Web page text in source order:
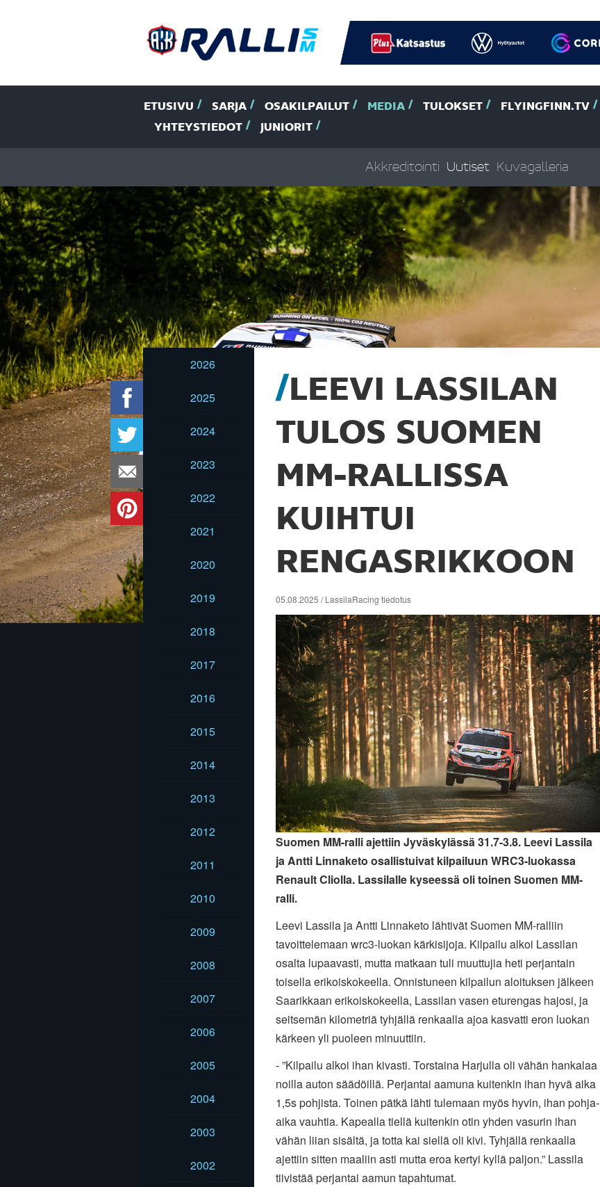
ETUSIVU SARJA OSAKILPAILUT MEDIA TULOKSET FLYINGFINN.TV
YHTEYSTIEDOT
JUNIORIT
Akkreditointi Uutiset Kuvagalleria
2026
2025
2024
2023
2022
2021
2020
2019
2018
2017
2016
2015
2014
2013
2012
2011
2010
2009
2008
2007
2006
2005
2004
2003
2002
LEEVI LASSILAN
TULOS SUOMEN
MM-RALLISSA
KUIHTUI
RENGASRIKKOON
05.08.2025 / LassilaRacing tiedotus
Suomen MM-ralli ajettiin Jyväskylässä 31.7-3.8. Leevi Lassila
ja Antti Linnaketo osallistuivat kilpailuun WRC3-luokassa
Renault Cliolla. Lassilalle kyseessä oli toinen Suomen MM-
ralli.
Leevi Lassila ja Antti Linnaketo lähtivät Suomen MM-ralliin
tavoittelemaan wrc3-luokan kärkisijoja. Kilpailu alkoi Lassilan
osalta lupaavasti, mutta matkaan tuli muuttujia heti perjantain
toisella erikoiskokeella. Onnistuneen kilpailun aloituksen jälkeen
Saarikkaan erikoiskokeella, Lassilan vasen eturengas hajosi, ja
seitsemän kilometriä tyhjällä renkaalla ajoa kasvatti eron luokan
kärkeen yli puoleen minuuttiin.
- ”Kilpailu alkoi ihan kivasti. Torstaina Harjulla oli vähän hankalaa
noilla auton säädöillä. Perjantai aamuna kuitenkin ihan hyvä aika
1,5s pohjista. Toinen pätkä lähti tulemaan myös hyvin, ihan pohja-
aika vauhtia. Kapealla tiellä kuitenkin otin yhden vasurin ihan
vähän liian sisältä, ja totta kai siellä oli kivi. Tyhjällä renkaalla
ajettiin sitten maaliin asti mutta eroa kertyi kyllä paljon.” Lassila
tiivistää perjantai aamun tapahtumat.